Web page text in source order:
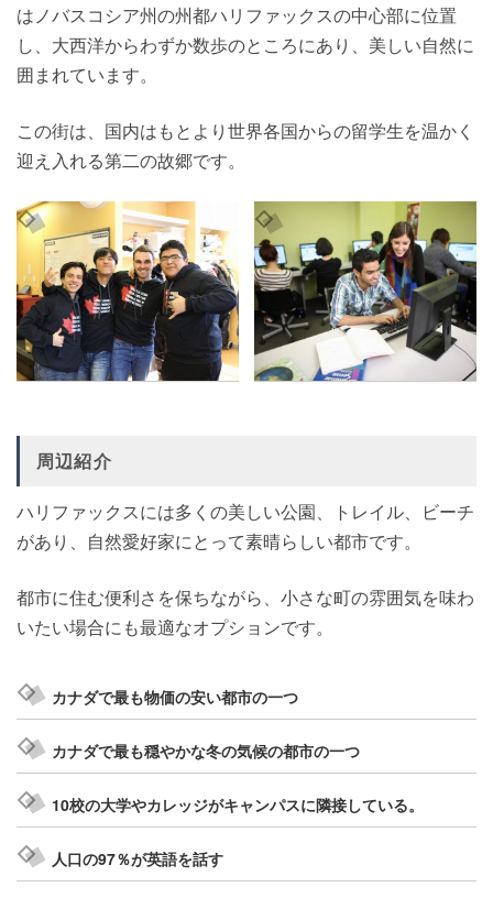
はノバスコシア州の州都ハリファックスの中心部に位置
し、大西洋からわずか数歩のところにあり、美しい自然に
囲まれています。
この街は、国内はもとより世界各国からの留学生を温かく
迎え入れる第二の故郷です。
周辺紹介
ハリファックスには多くの美しい公園、トレイル、ビーチ
があり、自然愛好家にとって素晴らしい都市です。
都市に住む便利さを保ちながら、小さな町の雰囲気を味わ
いたい場合にも最適なオプションです。
カナダで最も物価の安い都市の一つ
カナダで最も穏やかな冬の気候の都市の一つ
10校の大学やカレッジがキャンパスに隣接している。
人口の97％が英語を話す